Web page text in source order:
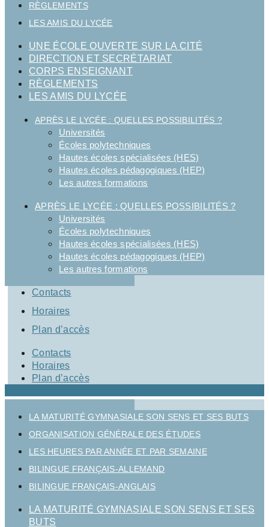
RÈGLEMENTS
LES AMIS DU LYCÉE
UNE ÉCOLE OUVERTE SUR LA CITÉ
DIRECTION ET SECRÉTARIAT
CORPS ENSEIGNANT
RÈGLEMENTS
LES AMIS DU LYCÉE
APRÈS LE LYCÉE : QUELLES POSSIBILITÉS ?
Universités
Écoles polytechniques
Hautes écoles spécialisées (HES)
Hautes écoles pédagogiques (HEP)
Les autres formations
APRÈS LE LYCÉE : QUELLES POSSIBILITÉS ?
Universités
Écoles polytechniques
Hautes écoles spécialisées (HES)
Hautes écoles pédagogiques (HEP)
Les autres formations
Contacts
Horaires
Plan d’accès
Contacts
Horaires
Plan d’accès
LA MATURITÉ GYMNASIALE SON SENS ET SES BUTS
ORGANISATION GÉNÉRALE DES ÉTUDES
LES HEURES PAR ANNÉE ET PAR SEMAINE
BILINGUE FRANÇAIS-ALLEMAND
BILINGUE FRANÇAIS-ANGLAIS
LA MATURITÉ GYMNASIALE SON SENS ET SES
BUTS